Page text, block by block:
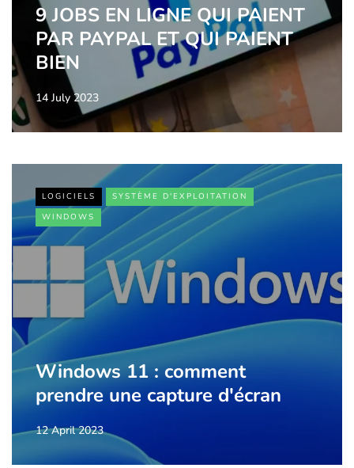
9 JOBS EN LIGNE QUI PAIENT
PAR PAYPAL ET QUI PAIENT
BIEN
14 July 2023
LOGICIELS
SYSTÈME D'EXPLOITATION
WINDOWS
Windows 11 : comment
prendre une capture d'écran
12 April 2023